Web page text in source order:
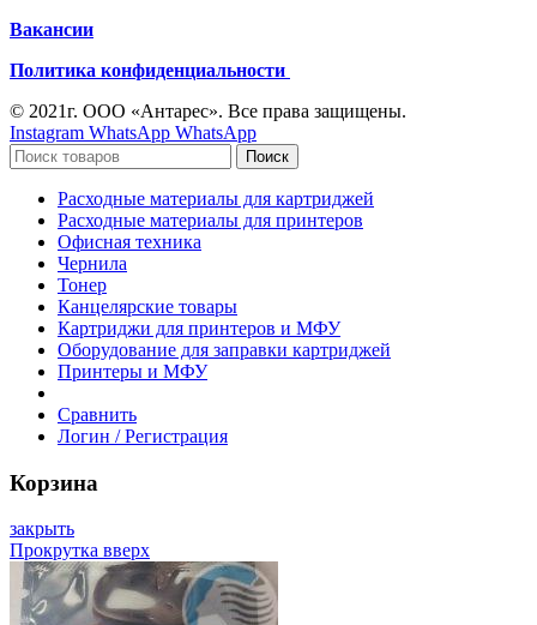
Вакансии
Политика конфиденциальности
© 2021г. ООО «Антарес». Все права защищены.
Instagram WhatsApp WhatsApp
Поиск
Расходные материалы для картриджей
Расходные материалы для принтеров
Офисная техника
Чернила
Тонер
Канцелярские товары
Картриджи для принтеров и МФУ
Оборудование для заправки картриджей
Принтеры и МФУ
Сравнить
Логин / Регистрация
Корзина
закрыть
Прокрутка вверх